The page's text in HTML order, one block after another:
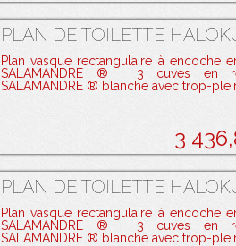
PLAN DE TOILETTE
Plan vasque rectangulaire à encoche
SALAMANDRE ® . 3 cuves en
SALAMANDRE ® blanche avec trop-
3
PLAN DE TOILETTE
Plan vasque rectangulaire à encoche
SALAMANDRE ® . 3 cuves en
SALAMANDRE ® blanche avec trop-